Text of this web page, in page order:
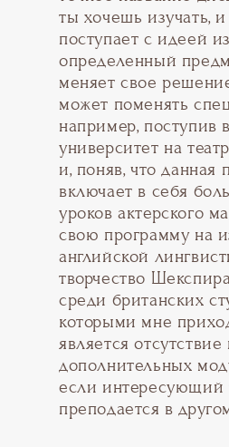
ты хочешь изучать,
поступает с идеей
определенный
меняет свое
может поменять
например, поступив
университет на
и, поняв, что данная
включает в себя
уроков актерского
свою программу на
английской
творчество
среди британских
которыми мне
является
дополнительных
если интересующий
преподается в